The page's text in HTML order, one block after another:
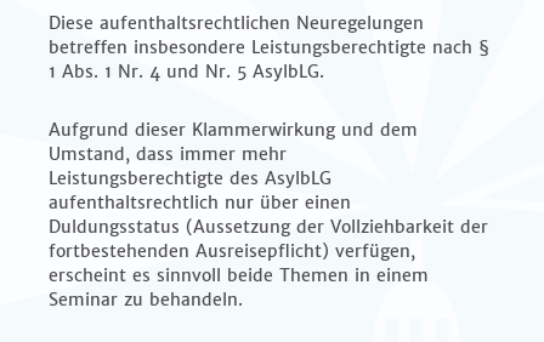
Diese aufenthaltsrechtlichen Neuregelungen
betreffen insbesondere Leistungsberechtigte nach §
1 Abs. 1 Nr. 4 und Nr. 5 AsylbLG.
Aufgrund dieser Klammerwirkung und dem
Umstand, dass immer mehr
Leistungsberechtigte des AsylbLG
aufenthaltsrechtlich nur über einen
Duldungsstatus (Aussetzung der Vollziehbarkeit der
fortbestehenden Ausreisepflicht) verfügen,
erscheint es sinnvoll beide Themen in einem
Seminar zu behandeln.